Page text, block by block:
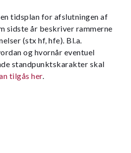
tidsplan for afslutningen af
sidste år beskriver rammerne
(stx hf, hfe). Bl.a.
og hvornår eventuel
standpunktskarakter skal
tilgås her.